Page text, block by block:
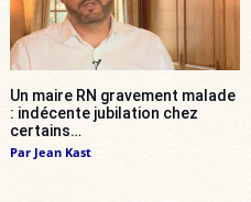
Un maire RN gravement malade
: indécente jubilation chez
certains…
Par Jean Kast